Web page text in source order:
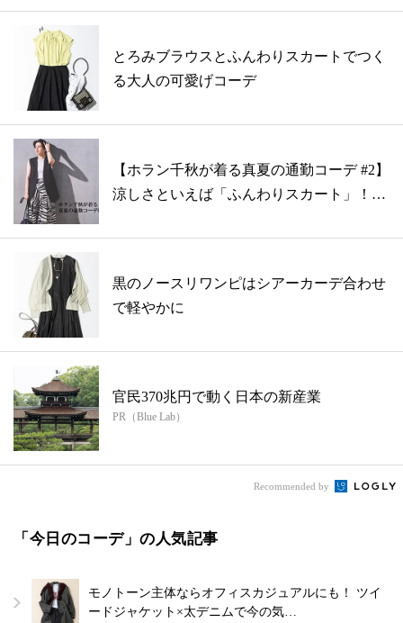
とろみブラウスとふんわりスカートでつく
る大人の可愛げコーデ
【ホラン千秋が着る真夏の通勤コーデ #2】
涼しさといえば「ふんわりスカート」！
黒のノースリワンピはシアーカーデ合わせ
で軽やかに
官民370兆円で動く日本の新産業
PR（Blue Lab）
Recommended by
「今日のコーデ」の人気記事
モノトーン主体ならオフィスカジュアルにも！ ツイ
ードジャケット×太デニムで今の気…